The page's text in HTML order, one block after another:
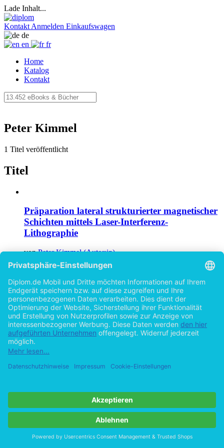
Lade Inhalt...
Kontakt Anmelden Einkaufswagen
de
en
fr
Home
Katalog
Kontakt
Peter Kimmel
1 Titel veröffentlicht
Titel
Präparation lateral strukturierter magnetischer
Schichten mittels Laser-Interferenz-
Lithographie
vonPeter Kimmel (Autor:in)
©1997 Diplomarbeit
Hilfe/FAQ
Impressum
Datenschutz
AGB
Vertrag widerrufen
Zur Desktop-Version
Copyright ©Imprint in der Bedey & Thoms Media GmbH
byOpen Publishing